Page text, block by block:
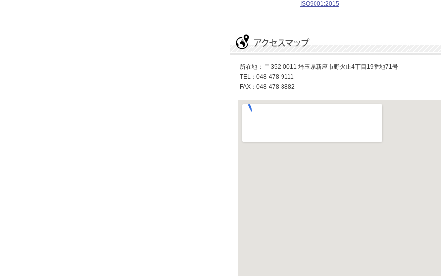
ISO9001:2015
所在地： 〒352-0011 埼玉県新座市野火止4丁目19番地71号
TEL：048-478-9111
FAX：048-478-8882